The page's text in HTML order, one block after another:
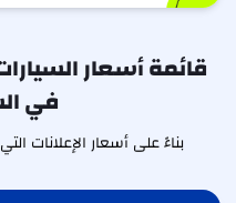
قائمة أسعار
في
بناءً على أسعار الإعلانات